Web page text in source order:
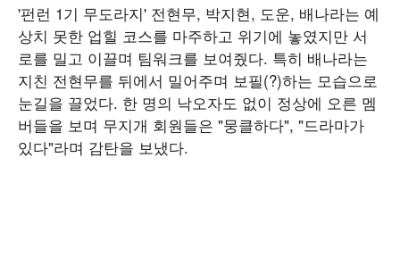
'펀런 1기 무도라지' 전현무, 박지현, 도운, 배나라는 예
상치 못한 업힐 코스를 마주하고 위기에 놓였지만 서
로를 밀고 이끌며 팀워크를 보여줬다. 특히 배나라는
지친 전현무를 뒤에서 밀어주며 보필(?)하는 모습으로
눈길을 끌었다. 한 명의 낙오자도 없이 정상에 오른 멤
버들을 보며 무지개 회원들은 "뭉클하다", "드라마가
있다"라며 감탄을 보냈다.